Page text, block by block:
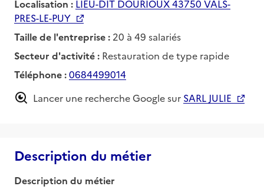
Localisation : LIEU-DIT DOURIOUX 43750 VALS-
PRES-LE-PUY
Taille de l'entreprise : 20 à 49 salariés
Secteur d'activité : Restauration de type rapide
Téléphone :0684499014
Lancer une recherche Google sur SARL JULIE
Description du métier
Description du métier